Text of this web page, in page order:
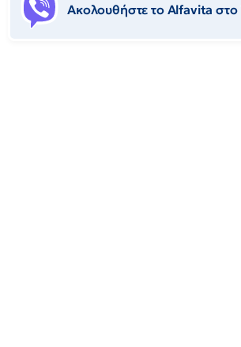
Ακολουθήστε το Αlfavita